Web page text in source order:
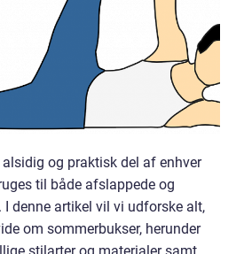
og praktisk del af enhver
til både afslappede og
denne artikel vil vi udforske alt,
om sommerbukser, herunder